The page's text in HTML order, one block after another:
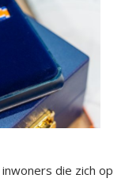
die zich op